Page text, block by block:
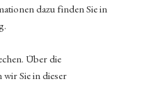
dazu finden Sie in
Über die
Sie in dieser